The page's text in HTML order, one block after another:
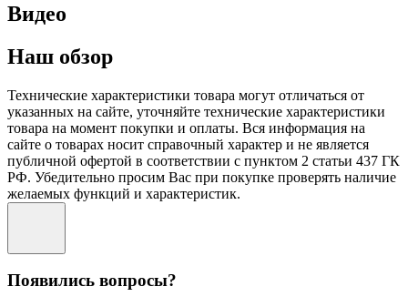
Видео
Наш обзор
Технические характеристики товара могут отличаться от
указанных на сайте, уточняйте технические характеристики
товара на момент покупки и оплаты. Вся информация на
сайте о товарах носит справочный характер и не является
публичной офертой в соответствии с пунктом 2 статьи 437 ГК
РФ. Убедительно просим Вас при покупке проверять наличие
желаемых функций и характеристик.
Появились вопросы?